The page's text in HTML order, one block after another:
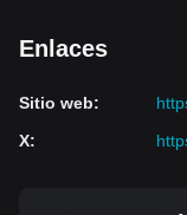
Enlaces
Sitio web:
X: